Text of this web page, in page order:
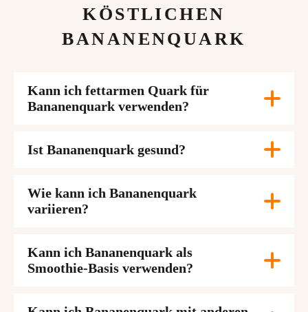
KÖSTLICHEN
BANANENQUARK
Kann ich fettarmen Quark für
Bananenquark verwenden?
Ist Bananenquark gesund?
Wie kann ich Bananenquark
variieren?
Kann ich Bananenquark als
Smoothie-Basis verwenden?